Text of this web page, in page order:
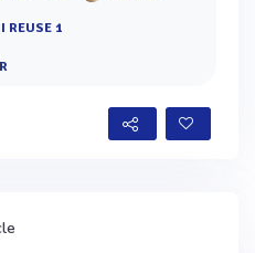
REUSE 1